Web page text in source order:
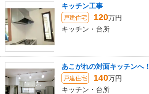
キッチン工事
戸建住宅 120万円
キッチン・台所
あこがれの対面キッチンへ！
戸建住宅 140万円
キッチン・台所